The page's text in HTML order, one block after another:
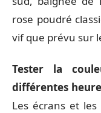
rose poudré
vif que prévu sur
Tester la
différentes
Les écrans et